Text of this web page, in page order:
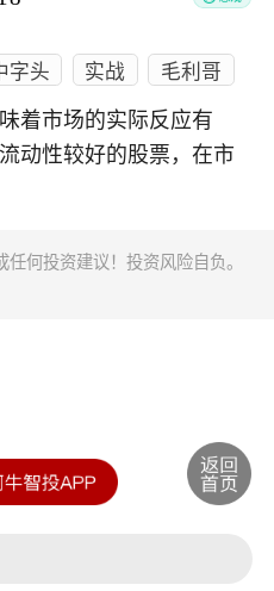
字头 实战 毛利哥
着市场的实际反应有
动性较好的股票，在市
何投资建议！投资风险自负。